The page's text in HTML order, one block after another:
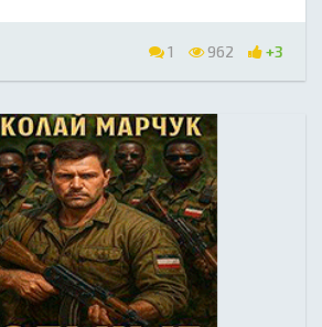
1 962 +3